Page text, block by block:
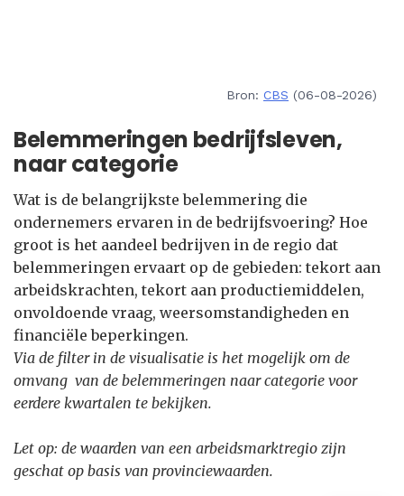
Bron: CBS (06-08-2026)
Belemmeringen bedrijfsleven,
naar categorie
Wat is de belangrijkste belemmering die
ondernemers ervaren in de bedrijfsvoering? Hoe
groot is het aandeel bedrijven in de regio dat
belemmeringen ervaart op de gebieden: tekort aan
arbeidskrachten, tekort aan productiemiddelen,
onvoldoende vraag, weersomstandigheden en
financiële beperkingen.
Via de filter in de visualisatie is het mogelijk om de
omvang van de belemmeringen naar categorie voor
eerdere kwartalen te bekijken.
Let op: de waarden van een arbeidsmarktregio zijn
geschat op basis van provinciewaarden.